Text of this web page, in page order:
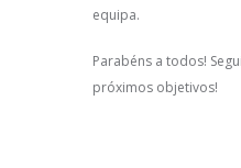
equipa.
Parabéns a todos!
próximos objetivos!